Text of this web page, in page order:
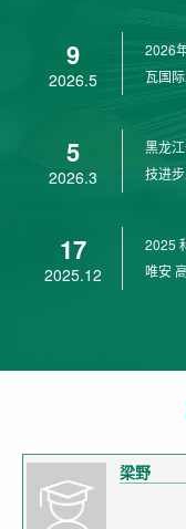
9
2026.5
2026
瓦国
5
2026.3
黑龙
技进
17
2025.12
2025
唯安
梁野